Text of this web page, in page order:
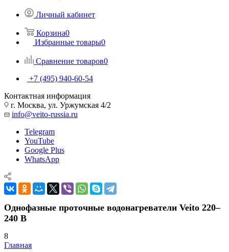
Личный кабинет
Корзина0
Избранные товары0
Сравнение товаров0
+7 (495) 940-60-54
Контактная информация
г. Москва, ул. Уржумская 4/2
info@veito-russia.ru
Telegram
YouTube
Google Plus
WhatsApp
Однофазные проточные водонагреватели Veito 220–
240 В
8
Главная